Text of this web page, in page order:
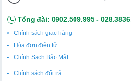
Khi bạn mở bộ này, bạn như
nhỏ đầy tiếng quạc quạc
gói gọn trong màu vàng nắng
Tổng đài: 0902.509.995 -
Chính sách giao hàng
Hóa đơn điện tử
Chính Sách Bảo Mật
Chính sách đổi trả